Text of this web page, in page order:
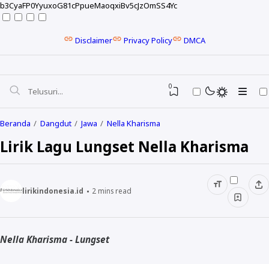
b3CyaFP0YyuxoG81cPpueMaoqxiBv5cJzOmSS4Yc
Disclaimer Privacy Policy DMCA
0
Beranda Dangdut Jawa Nella Kharisma
Lirik Lagu Lungset Nella Kharisma
lirikindonesia.id 2 mins read
Nella Kharisma - Lungset